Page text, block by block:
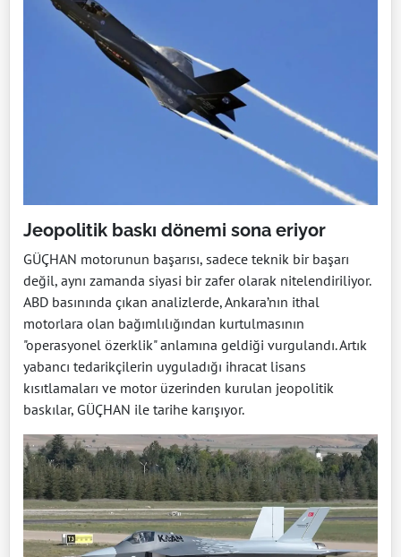
Jeopolitik baskı dönemi sona eriyor
GÜÇHAN motorunun başarısı, sadece teknik bir başarı
değil, aynı zamanda siyasi bir zafer olarak nitelendiriliyor.
ABD basınında çıkan analizlerde, Ankara’nın ithal
motorlara olan bağımlılığından kurtulmasının
"operasyonel özerklik" anlamına geldiği vurgulandı. Artık
yabancı tedarikçilerin uyguladığı ihracat lisans
kısıtlamaları ve motor üzerinden kurulan jeopolitik
baskılar, GÜÇHAN ile tarihe karışıyor.